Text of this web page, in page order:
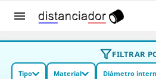

FILTRAR
Tipo Material Diámetro